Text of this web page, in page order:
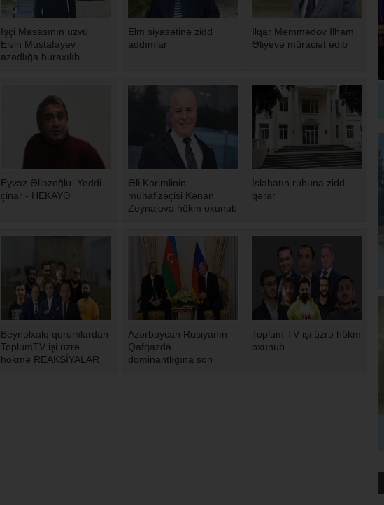
İşçi Masasının üzvü
Elvin Mustafayev
azadlığa buraxılıb
Elm siyasətinə zidd
addımlar
İlqar Məmmədov İlham
Əliyevə müraciət edib
Eyvaz Əlləzoğlu. Yeddi
çinar - HEKAYƏ
Əli Kərimlinin
mühafizəçisi Kənan
Zeynalova hökm oxunub
İslahatın ruhuna zidd
qərar
Beynəlxalq qurumlardan
ToplumTV işi üzrə
hökmə REAKSİYALAR
Azərbaycan Rusiyanın
Qafqazda
dominantlığına son
Toplum TV işi üzrə hökm
oxunub